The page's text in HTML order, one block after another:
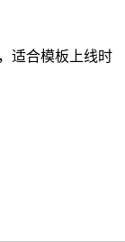
适合模板上线时